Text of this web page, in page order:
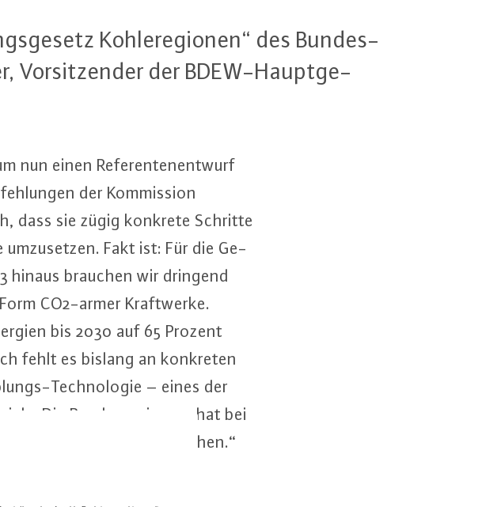
Koh­le­re­gio­nen“ des Bun­des­
Vor­sit­zen­der der BDEW-Haupt­ge­
nun einen Re­fe­ren­ten­ent­wurf
der Kom­mis­si­on
dass sie zügig konkrete Schritte
Fakt ist: Für die Ge­
hinaus brauchen wir dringend
CO2-armer Kraft­wer­ke.
bis 2030 auf 65 Prozent
fehlt es bislang an konkreten
Tech­no­lo­gie – eines der
Die Bun­des­re­gie­rung hat bei
muss endlich Tempo machen.“